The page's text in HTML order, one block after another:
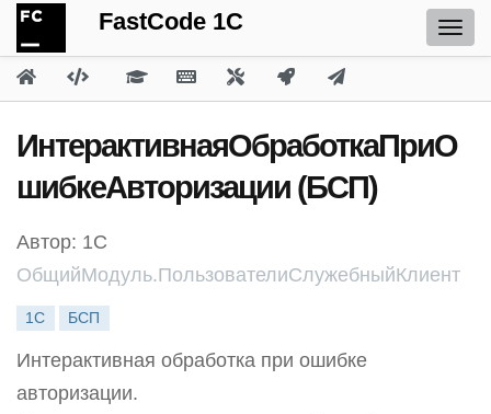
FastCode 1C
ИнтерактивнаяОбработкаПриО
шибкеАвторизации (БСП)
Автор: 1С
ОбщийМодуль.ПользователиСлужебныйКлиент
1С БСП
Интерактивная обработка при ошибке
авторизации.